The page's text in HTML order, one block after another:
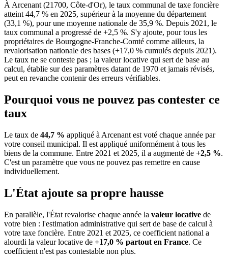
À Arcenant (21700, Côte-d'Or), le taux communal de taxe foncière
atteint 44,7 % en 2025, supérieur à la moyenne du département
(33,1 %), pour une moyenne nationale de 35,9 %. Depuis 2021, le
taux communal a progressé de +2,5 %. S'y ajoute, pour tous les
propriétaires de Bourgogne-Franche-Comté comme ailleurs, la
revalorisation nationale des bases (+17,0 % cumulés depuis 2021).
Le taux ne se conteste pas ; la valeur locative qui sert de base au
calcul, établie sur des paramètres datant de 1970 et jamais révisés,
peut en revanche contenir des erreurs vérifiables.
Pourquoi vous ne pouvez pas contester ce
taux
Le taux de 44,7 % appliqué à Arcenant est voté chaque année par
votre conseil municipal. Il est appliqué uniformément à tous les
biens de la commune. Entre 2021 et 2025, il a augmenté de +2,5 %.
C'est un paramètre que vous ne pouvez pas remettre en cause
individuellement.
L'État ajoute sa propre hausse
En parallèle, l'État revalorise chaque année la valeur locative de
votre bien : l'estimation administrative qui sert de base de calcul à
votre taxe foncière. Entre 2021 et 2025, ce coefficient national a
alourdi la valeur locative de +17,0 % partout en France. Ce
coefficient n'est pas contestable non plus.